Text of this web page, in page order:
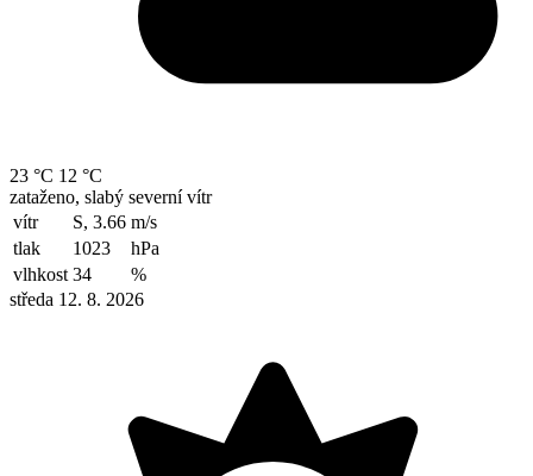
23 °C 12 °C
zataženo, slabý severní vítr
vítr
S, 3.66 m/s
tlak
1023
hPa
vlhkost 34
%
středa 12. 8. 2026